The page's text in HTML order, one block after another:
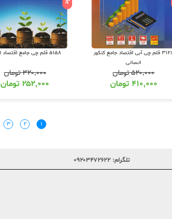
3128 قلم چی آبی اقتصاد جامع کنکور
انسانی
۵۲۰,۰۰۰تومان
۴۱۰,۰۰۰ تومان
5158 قلم چی جامع اقتصاد 1 دهم
۳۲۰,۰۰۰تومان
۲۵۲,۰۰۰ تومان
۱ ۲ ۳
تلگرام: ۰۹۲۰۳۴۷۲۶۲۲